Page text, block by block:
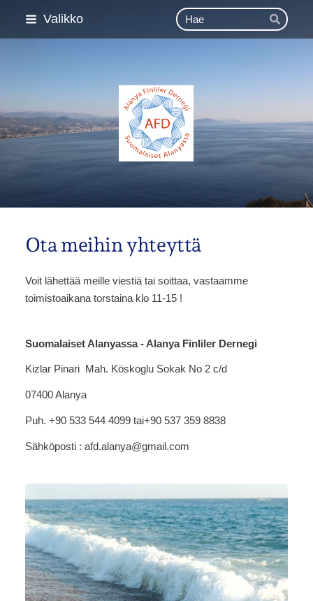
Siirry
Valikko
Haku
Hae
Esimerkki ry
Ota meihin yhteyttä
Voit lähettää meille viestiä tai soittaa, vastaamme
toimistoaikana torstaina klo 11-15 !
Suomalaiset Alanyassa - Alanya Finliler Dernegi
Kizlar Pinari Mah. Köskoglu Sokak No 2 c/d
07400 Alanya
Puh. +90 533 544 4099 tai+90 537 359 8838
Sähköposti : afd.alanya@gmail.com